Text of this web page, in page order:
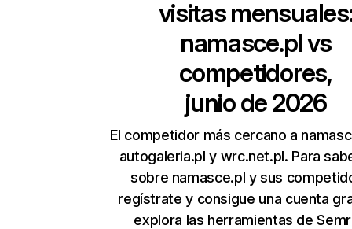
visitas
namasce.plvs
competidores,
junio de 2026
El competidor más cercano a
autogaleria.pl y wrc.net.pl. Para
sobre namasce.pl y sus
regístrate y consigue una cuenta
explora las herramientas de